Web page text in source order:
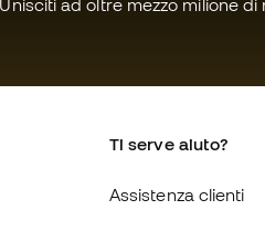
Unisciti ad oltre mezzo milione di
Ti serve aiuto?
Assistenza clienti